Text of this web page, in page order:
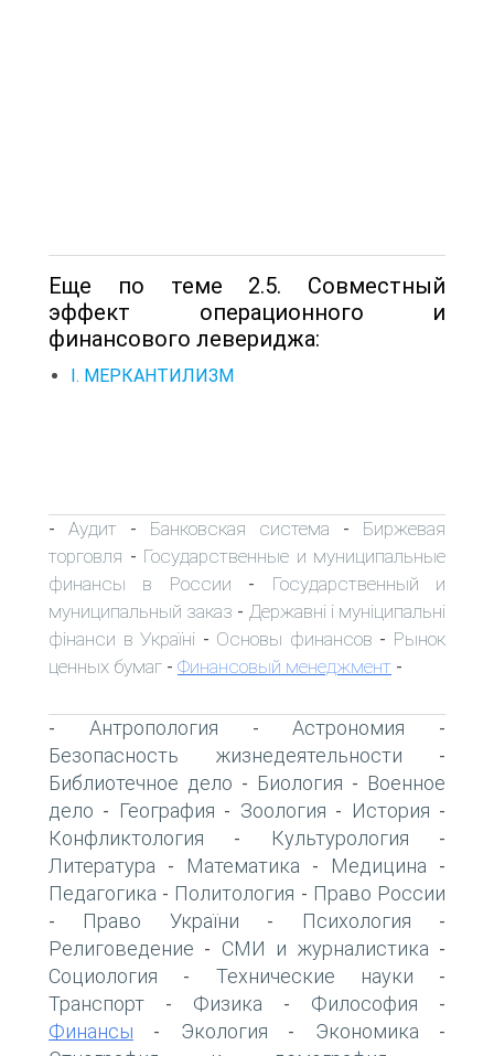
Еще по теме 2.5. Совместный
эффект операционного и
финансового левериджа:
I. МЕРКАНТИЛИЗМ
- Аудит - Банковская система - Биржевая
торговля - Государственные и муниципальные
финансы в России - Государственный и
муниципальный заказ - Державні і муніципальні
фінанси в Україні - Основы финансов - Рынок
ценных бумаг - Финансовый менеджмент -
- Антропология -Астрономия -
Безопасность жизнедеятельности -
Библиотечное дело - Биология - Военное
дело - География - Зоология - История -
Конфликтология - Культурология -
Литература - Математика - Медицина -
Педагогика - Политология - Право России
- Право України - Психология -
Религоведение - СМИ и журналистика -
Социология - Технические науки -
Транспорт - Физика - Философия -
Финансы - Экология - Экономика -